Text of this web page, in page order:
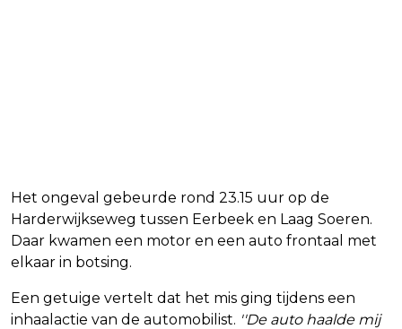
Het ongeval gebeurde rond 23.15 uur op de
Harderwijkseweg tussen Eerbeek en Laag Soeren.
Daar kwamen een motor en een auto frontaal met
elkaar in botsing.
Een getuige vertelt dat het mis ging tijdens een
inhaalactie van de automobilist. ''De auto haalde mij